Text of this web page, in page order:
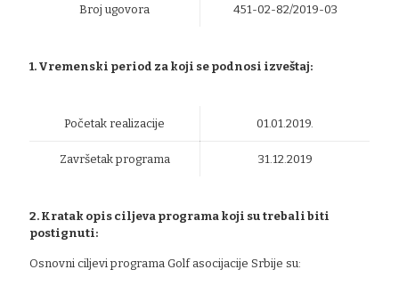
Broj ugovora 451-02-82/2019-03
1. Vremenski period za koji se podnosi izveštaj:
Početak realizacije 01.01.2019.
Završetak programa 31.12.2019
2. Kratak opis ciljeva programa koji su trebali biti
postignuti:
Osnovni ciljevi programa Golf asocijacije Srbije su: